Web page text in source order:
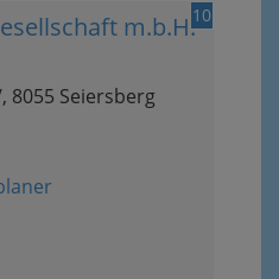
10
m.b.H.
8055 Seiersberg